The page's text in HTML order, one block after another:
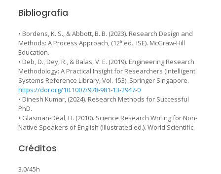
Bibliografia
• Bordens, K. S., & Abbott, B. B. (2023). Research Design and
Methods: A Process Approach, (12ª ed., ISE). McGraw-Hill
Education.
• Deb, D., Dey, R., & Balas, V. E. (2019). Engineering Research
Methodology: A Practical Insight for Researchers (Intelligent
Systems Reference Library, Vol. 153). Springer Singapore.
https://doi.org/10.1007/978-981-13-2947-0
• Dinesh Kumar, (2024). Research Methods for Successful
PhD.
• Glasman-Deal, H. (2010). Science Research Writing for Non-
Native Speakers of English (Illustrated ed.). World Scientific.
Créditos
3.0/45h